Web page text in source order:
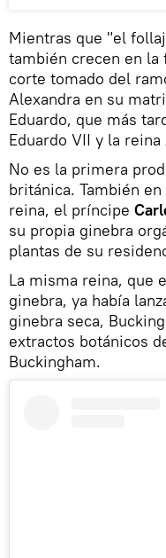
Mientras que "el
también crecen en
corte tomado del
Alexandra en su
Eduardo, que más
Eduardo VII y la
No es la primera
británica. También
reina, el príncipe
su propia ginebra
plantas de su
La misma reina, que
ginebra, ya había
ginebra seca,
extractos botánicos
Buckingham.